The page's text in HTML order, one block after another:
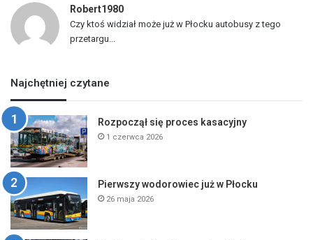
Robert1980
Czy ktoś widział może już w Płocku autobusy z tego
przetargu...
Najchętniej czytane
Rozpoczął się proces kasacyjny
1 czerwca 2026
Pierwszy wodorowiec już w Płocku
26 maja 2026